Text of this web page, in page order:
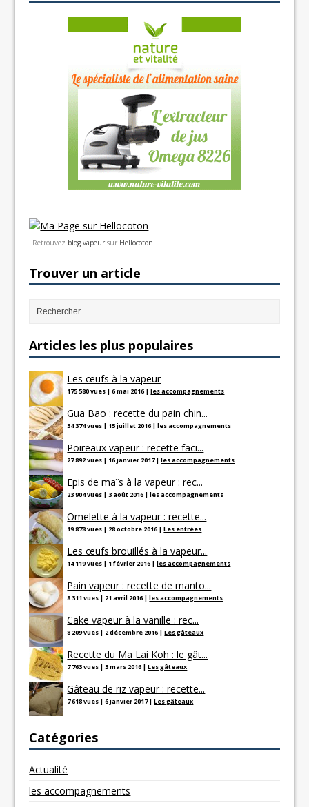
Retrouvez blog vapeur sur Hellocoton
Trouver un article
Articles les plus populaires
Les œufs à la vapeur
175 580 vues |6 mai 2016 |les accompagnements
Gua Bao : recette du pain chin...
34 374 vues | 15 juillet 2016 |les accompagnements
Poireaux vapeur : recette faci...
27 892 vues | 16 janvier 2017|les accompagnements
Epis de maïs à la vapeur : rec...
23 904 vues |3 août 2016 |les accompagnements
Omelette à la vapeur : recette...
19 878 vues | 28 octobre 2016 |Les entrées
Les œufs brouillés à la vapeur...
14 119 vues | 1 février 2016 |les accompagnements
Pain vapeur : recette de manto...
8 311 vues | 21 avril 2016 |les accompagnements
Cake vapeur à la vanille : rec...
8 209 vues | 2 décembre 2016 |Les gâteaux
Recette du Ma Lai Koh : le gât...
7 763 vues |3 mars 2016 |Les gâteaux
Gâteau de riz vapeur : recette...
7 618 vues |6 janvier 2017|Les gâteaux
Catégories
Actualité
les accompagnements